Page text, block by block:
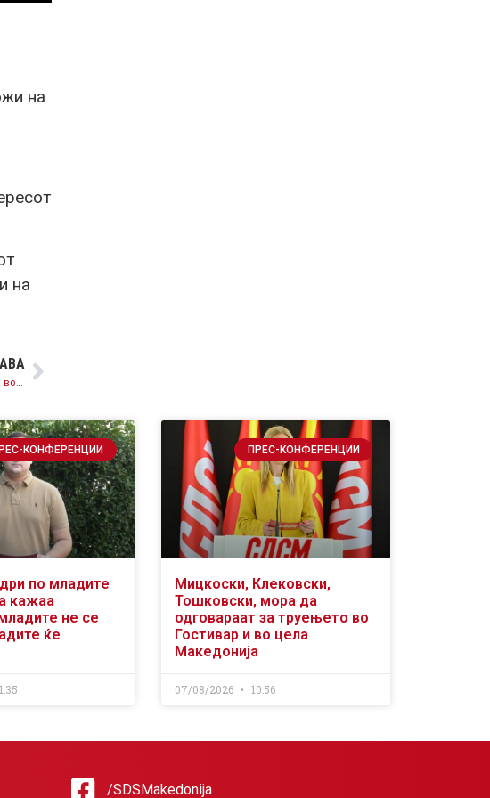
на
на
КОНФЕРЕНЦИИ
по младите
кажаа
не се
ќе
ПРЕС-КОНФЕРЕНЦИИ
Мицкоски, Клековски,
Тошковски, мора да
одговараат за труењето во
Гостивар и во цела
Македонија
07/08/2026 10:56
/SDSMakedonija